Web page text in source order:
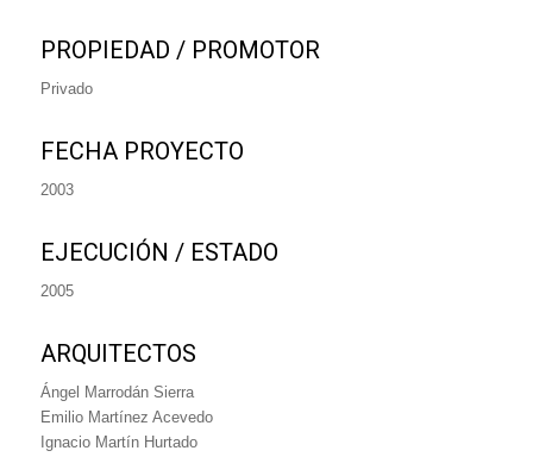
PROPIEDAD / PROMOTOR
Privado
FECHA PROYECTO
2003
EJECUCIÓN / ESTADO
2005
ARQUITECTOS
Ángel Marrodán Sierra
Emilio Martínez Acevedo
Ignacio Martín Hurtado